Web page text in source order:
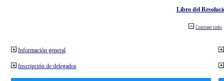
Libro del
Contraer todo
Información general
Inscripción de delegados